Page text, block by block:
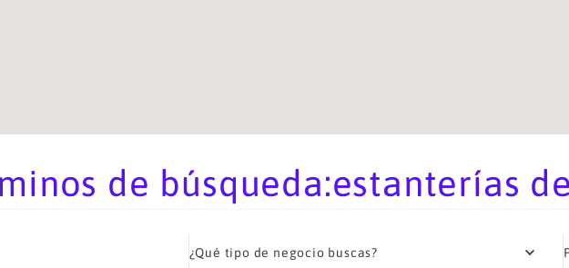
de búsqueda:estanterías
¿Qué tipo de negocio buscas?